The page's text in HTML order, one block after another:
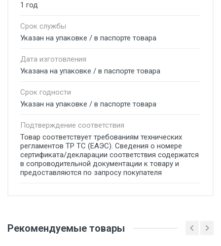
1 год
Срок службы
Указан на упаковке / в паспорте товара
Дата изготовления
Указана на упаковке / в паспорте товара
Срок годности
Указан на упаковке / в паспорте товара
Подтверждение соответствия
Товар соответствует требованиям технических
регламентов ТР ТС (ЕАЭС). Сведения о номере
сертификата/декларации соответствия содержатся
в сопроводительной документации к товару и
предоставляются по запросу покупателя
Рекомендуемые товары